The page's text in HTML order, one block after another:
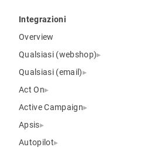
Integrazioni
Overview
Qualsiasi (webshop)
Qualsiasi (email)
Act On
Active Campaign
Apsis
Autopilot